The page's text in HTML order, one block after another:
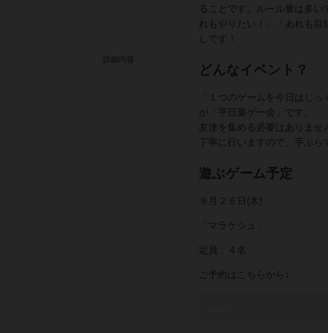
ることです。ルール量は多い
れもやりたい！」「あれも目
しです！
どんなイベント？
「１つのゲームを今日はじ
が「平日重ゲー会」です。
友達を集める必要はありませ
丁寧に行いますので、手ぶら
遊ぶゲーム予定
９月２６日(木)
「マラケシュ」
定員：４名
ご予約はこちらから↓